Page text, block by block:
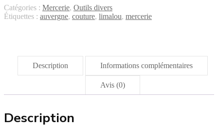
mm
Catégories : Mercerie, Outils divers
Étiquettes : auvergne, couture, limalou, mercerie
Description Informations complémentaires
Avis (0)
Description